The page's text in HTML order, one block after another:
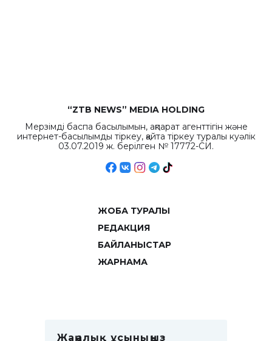
“ZTB NEWS” MEDIA HOLDING
Мерзімді баспа басылымын, ақпарат агенттігін және
интернет-басылымды тіркеу, қайта тіркеу туралы куәлік
03.07.2019 ж. берілген № 17772-СИ.
ЖОБА ТУРАЛЫ
РЕДАКЦИЯ
БАЙЛАНЫСТАР
ЖАРНАМА
Жаңалық ұсыныңыз